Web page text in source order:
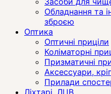
Обладнання та
зброєю
Оптика
Оптичні приціли
Коліматорні
Призматичні
Аксессуари,
Прилади
Ліхтарі, ЛЦВ